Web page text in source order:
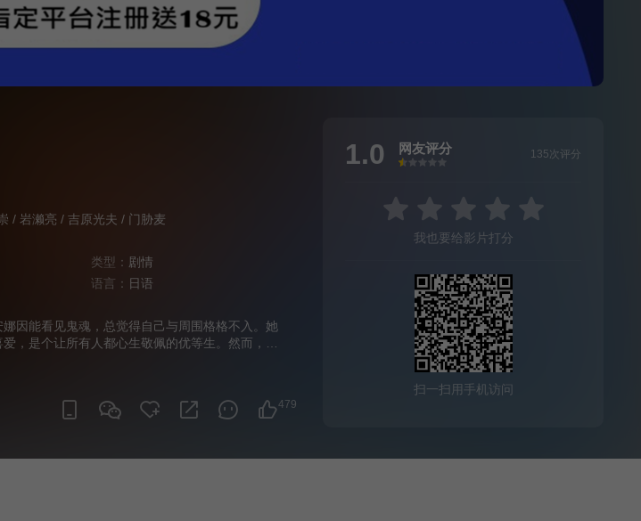
/ 岩濑亮 / 吉原光夫 / 门胁麦
类型： 剧情
语言： 日语
能看见鬼魂，总觉得自己与周围格格不入。她
，是个让所有人都心生敬佩的优等生。然而，当
……
479
1.0 网友评分
很差
较差还行推荐力荐
135次评分
我也要给影片打分
扫一扫用手机访问